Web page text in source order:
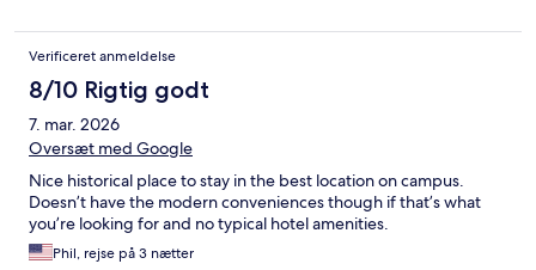
Verificeret anmeldelse
8/10 Rigtig godt
7. mar. 2026
Oversæt med Google
Nice historical place to stay in the best location on campus.
Doesn’t have the modern conveniences though if that’s what
you’re looking for and no typical hotel amenities.
Phil, rejse på 3 nætter